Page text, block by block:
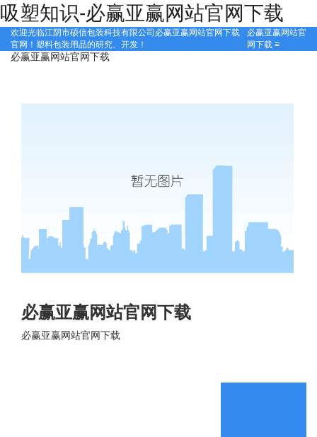
吸塑知识-必赢亚赢网站官网下载
必赢亚赢网站必赢亚赢网站官网下载官网下载首页
关于必赢亚赢网站官网下载
必赢亚赢网站官网下载的产品中心
欢迎光临江阴市硕信包装科技有限公司必赢亚赢网站官网下载
官网！塑料包装用品的研究、开发！
必赢亚赢网站官
网下载≡
必赢亚赢网站官网下载
必赢亚赢网站官网下载
必赢亚赢网站官网下载